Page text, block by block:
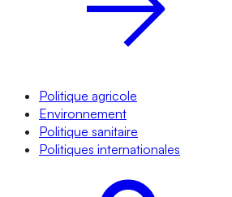
Politique agricole
Environnement
Politique sanitaire
Politiques internationales